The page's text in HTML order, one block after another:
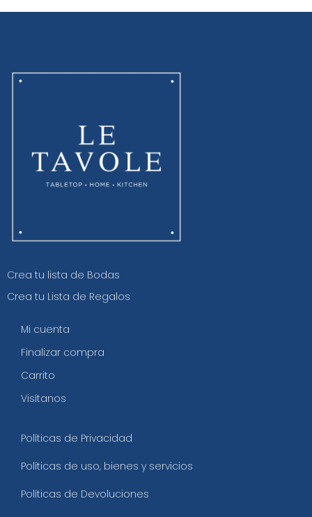
Crea tu lista de Bodas
Crea tu Lista de Regalos
Mi cuenta
Finalizar compra
Carrito
Visítanos
Políticas de Privacidad
Políticas de uso, bienes y servicios
Políticas de Devoluciones